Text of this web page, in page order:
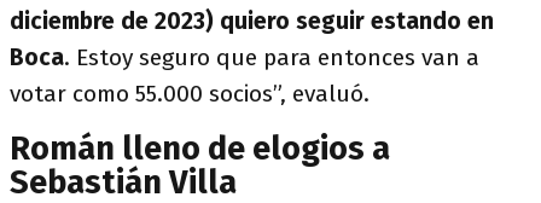
diciembre de 2023) quiero seguir estando en
Boca. Estoy seguro que para entonces van a
votar como 55.000 socios”, evaluó.
Román lleno de elogios a
Sebastián Villa